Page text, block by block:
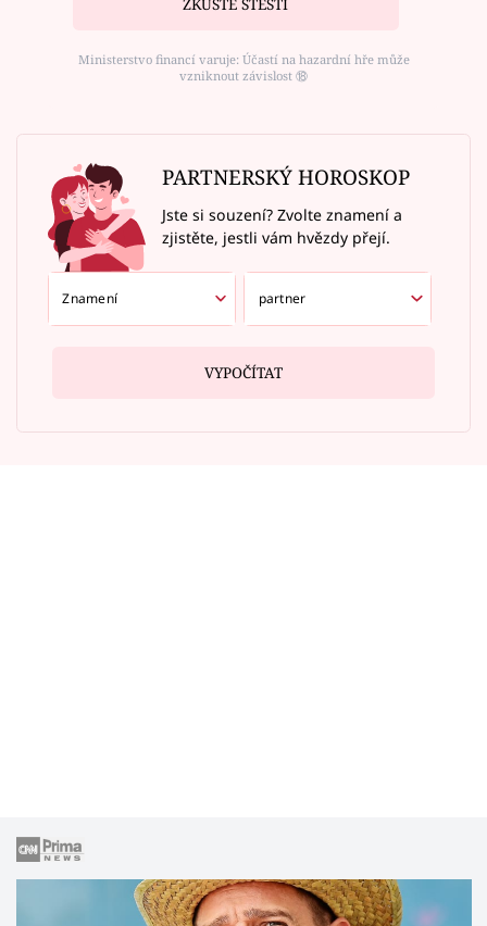
ZKUSTE ŠTĚSTÍ
Ministerstvo financí varuje: Účastí na hazardní hře může
vzniknout závislost ⑱
PARTNERSKÝ HOROSKOP
Jste si souzení? Zvolte znamení a
zjistěte, jestli vám hvězdy přejí.
VYPOČÍTAT